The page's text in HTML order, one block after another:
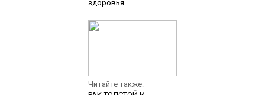
здоровья
Читайте также: